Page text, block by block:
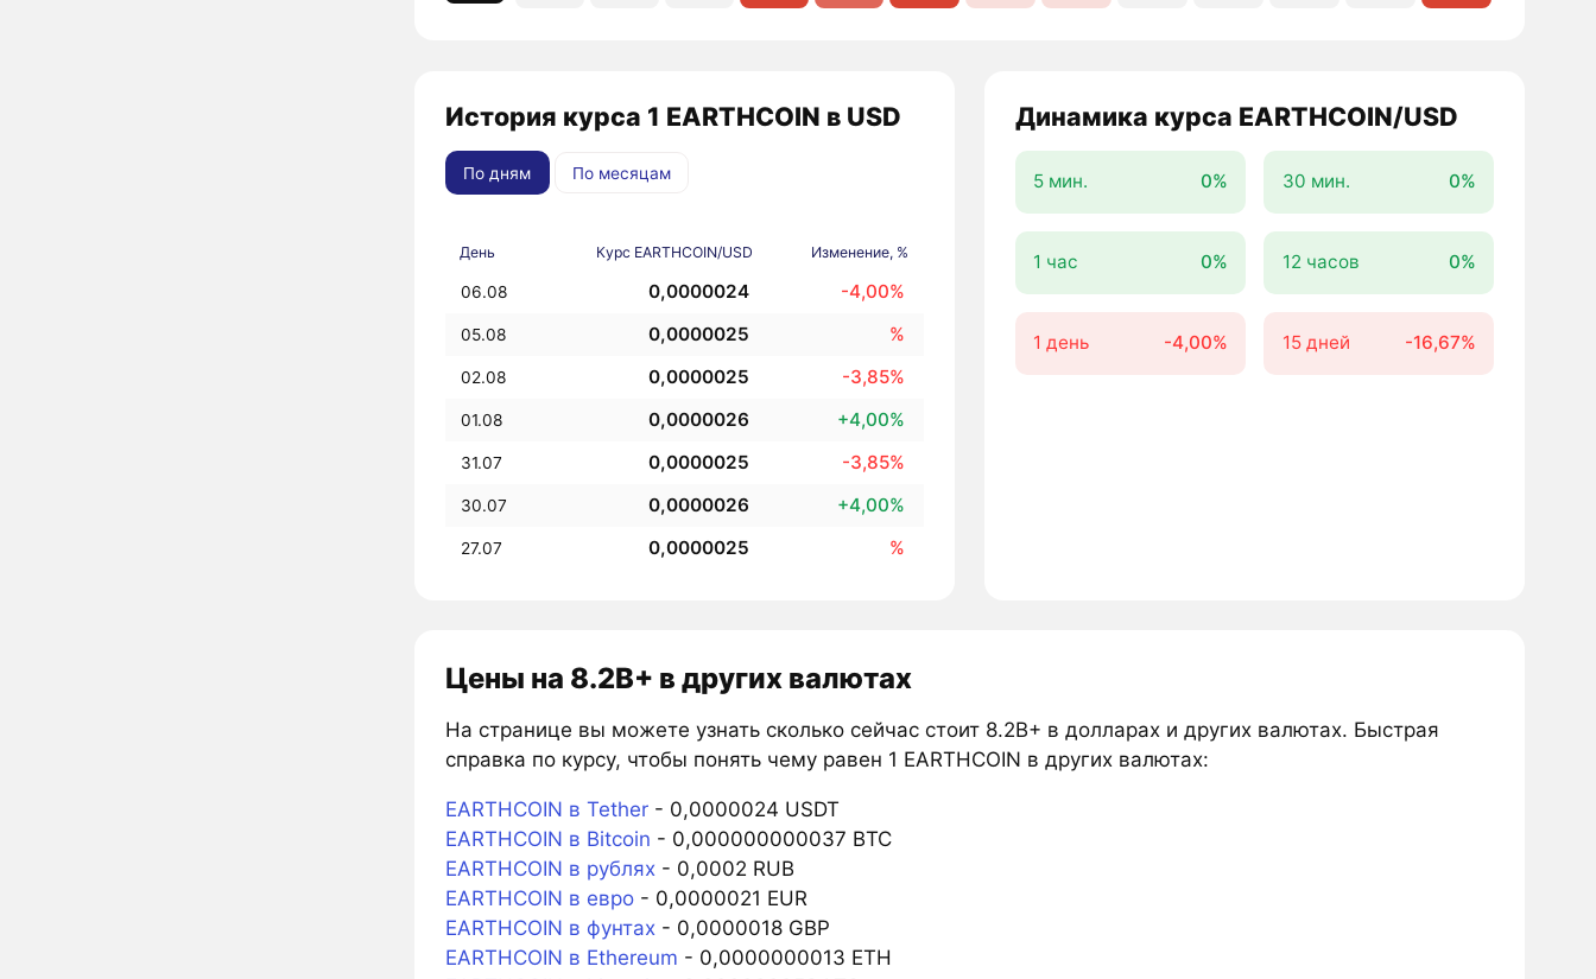
История курса 1 EARTHCOIN в USD
По дням По месяцам
День Курс EARTHCOIN/USD Изменение, %
06.08 0,0000024 -4,00%
05.08 0,0000025 %
02.08 0,0000025 -3,85%
01.08 0,0000026 +4,00%
31.07 0,0000025 -3,85%
30.07 0,0000026 +4,00%
27.07 0,0000025 %
Динамика курса EARTHCOIN/USD
5 мин. 0% 30 мин. 0%
1 час 0% 12 часов 0%
1 день -4,00% 15 дней -16,67%
Цены на 8.2B+ в других валютах
На странице вы можете узнать сколько сейчас стоит 8.2B+ в долларах и других валютах. Быстрая
справка по курсу, чтобы понять чему равен 1 EARTHCOIN в других валютах:
EARTHCOIN в Tether- 0,0000024 USDT
EARTHCOIN в Bitcoin - 0,000000000037 BTC
EARTHCOIN в рублях- 0,0002 RUB
EARTHCOIN в евро- 0,0000021 EUR
EARTHCOIN в фунтах- 0,0000018 GBP
EARTHCOIN в Ethereum - 0,0000000013 ETH